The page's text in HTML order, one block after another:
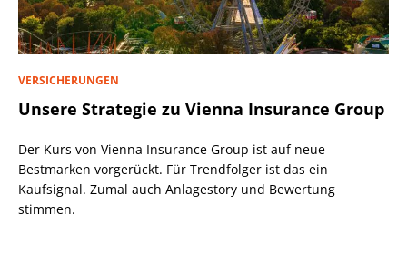
VERSICHERUNGEN
Unsere Strategie zu Vienna Insurance Group
Der Kurs von Vienna Insurance Group ist auf neue
Bestmarken vorgerückt. Für Trendfolger ist das ein
Kaufsignal. Zumal auch Anlagestory und Bewertung
stimmen.